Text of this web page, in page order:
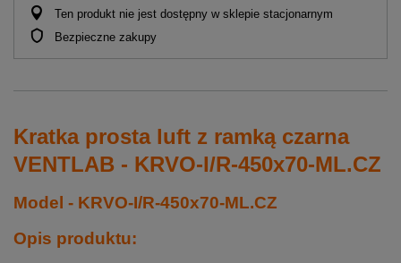
Ten produkt nie jest dostępny w sklepie stacjonarnym
Bezpieczne zakupy
Kratka prosta luft z ramką czarna
VENTLAB - KRVO-I/R-450x70-ML.CZ
Model - KRVO-I/R-450x70-ML.CZ
Opis produktu: